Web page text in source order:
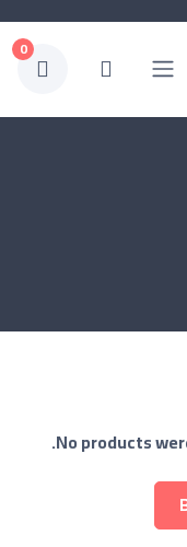
0
No products